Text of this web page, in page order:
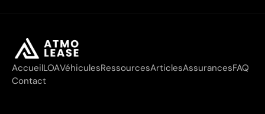
AccueilLOAVéhiculesRessourcesArticlesAssurancesFAQ
Contact